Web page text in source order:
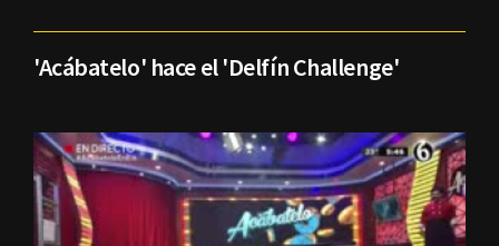
'Acábatelo' hace el 'Delfín Challenge'